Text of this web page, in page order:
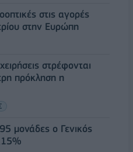
στις αγορές
στην Ευρώπη
στρέφονται
πρόκληση η
μονάδες ο Γενικός